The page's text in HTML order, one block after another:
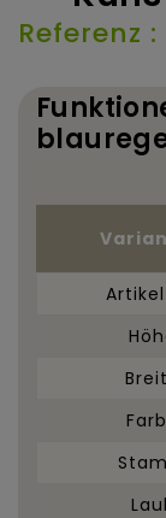
Referenz